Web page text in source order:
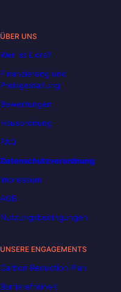
ÜBER UNS
Wer ist Liora?
Finanzierung und
Preisgestaltung
Bewertungen
Hausordnung
FAQ
Datenschutzverordnung
Impressum
AGB
Nutzungsbedingungen
UNSERE ENGAGEMENTS
Carbon Reduction Plan
Barrierefreiheit